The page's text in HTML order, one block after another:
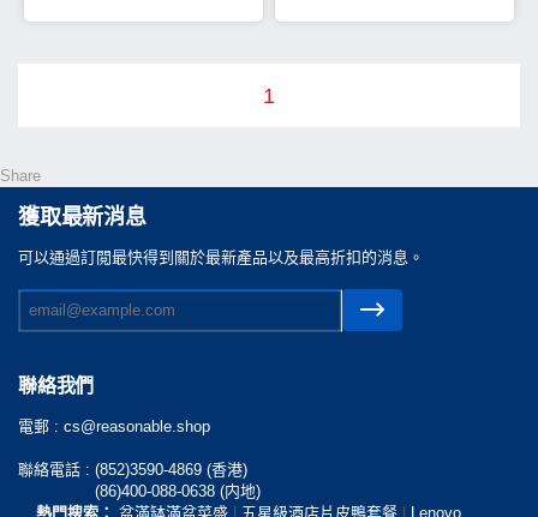
1
Share
獲取最新消息
可以通過訂閲最快得到關於最新產品以及最高折扣的消息。
聯絡我們
電郵 : cs@reasonable.shop
聯絡電話 : (852)3590-4869 (香港)
(86)400-088-0638 (内地)
熱門搜索： 盆滿缽滿盆菜盛 五星級酒店片皮鴨套餐 Lenovo